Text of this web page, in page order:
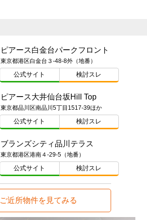
ピアース白金台パークフロント
東京都港区白金台３-48-8外（地番）
公式サイト 検討スレ
ピアース大井仙台坂Hill Top
東京都品川区南品川5丁目1517-39ほか
公式サイト 検討スレ
ブランズシティ品川テラス
東京都港区港南４-29-5（地番）
公式サイト 検討スレ
ご近所物件を見てみる